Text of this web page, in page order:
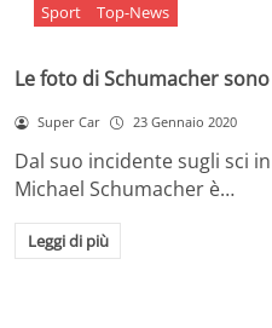
Sport Top-News
Le foto di Schumacher
Super Car 23 Gennaio 2020
Dal suo incidente sugli sci
Michael Schumacher è…
Leggi di più